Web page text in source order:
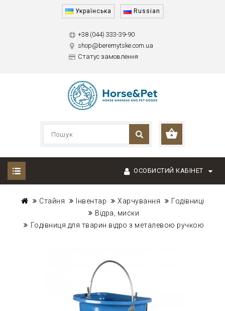
Українська Russian
+38 (044) 333-39-90
shop@beremytske.com.ua
Статус замовлення
ОСОБИСТИЙ КАБІНЕТ
Стайня Інвентар Харчування
Годівниці
Відра, миски
Годівниця для тварин відро з металевою ручкою